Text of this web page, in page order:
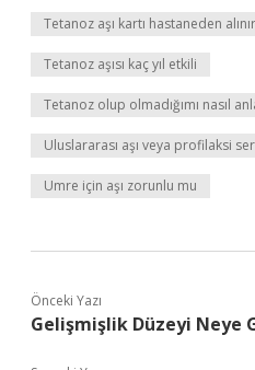
Tetanoz aşı kartı hastaneden
Tetanoz aşısı kaç yıl etkili
Tetanoz olup olmadığımı nasıl
Uluslararası aşı veya profilaksi
Umre için aşı zorunlu mu
Önceki Yazı
Gelişmişlik Düzeyi Neye